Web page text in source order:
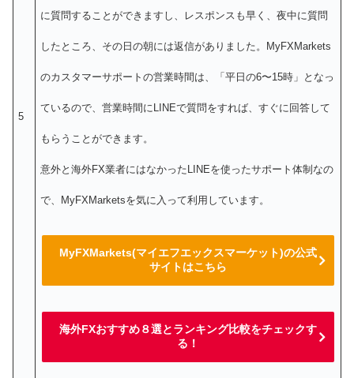
5
に質問することができますし、レスポンスも早く、夜中に質問
したところ、その日の朝には返信がありました。MyFXMarkets
のカスタマーサポートの営業時間は、「平日の6〜15時」となっ
ているので、営業時間にLINEで質問をすれば、すぐに回答して
もらうことができます。
意外と海外FX業者にはなかったLINEを使ったサポート体制なの
で、MyFXMarketsを気に入って利用しています。
MyFXMarkets(マイエフエックスマーケット)の公式
サイトはこちら
海外FXおすすめ８選とランキング比較をチェックす
る！